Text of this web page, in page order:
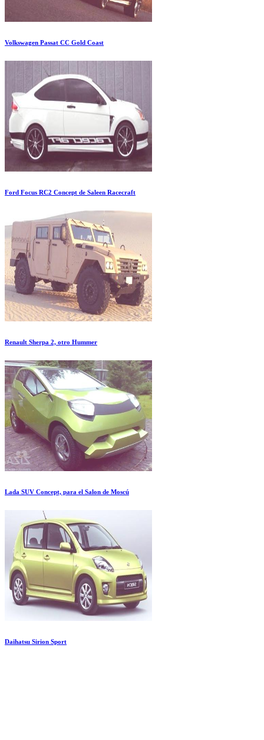
Volkswagen Passat CC Gold Coast
Ford Focus RC2 Concept de Saleen Racecraft
Renault Sherpa 2, otro Hummer
Lada SUV Concept, para el Salon de Moscú
Daihatsu Sirion Sport